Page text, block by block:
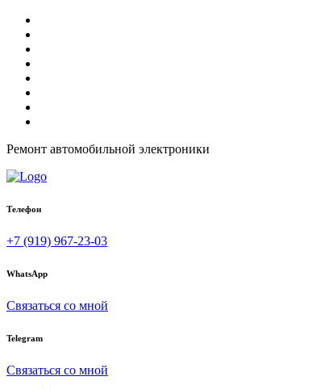
Ремонт автомобильной электроники
Телефон
+7 (919) 967-23-03
WhatsApp
Связаться со мной
Telegram
Связаться со мной